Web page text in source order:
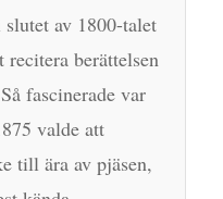
av 1800-talet
recitera berättelsen
fascinerade var
valde att
till ära av pjäsen,